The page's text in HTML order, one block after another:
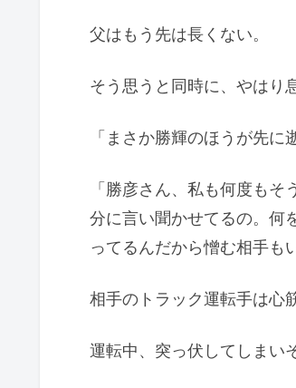
父はもう先は長くない。
そう思うと同時に、やはり
「まさか勝輝のほうが先に
「勝彦さん、私も何度も
分に言い聞かせてるの。何
ってるんだから憎む相手も
相手のトラック運転手は心
運転中、突っ伏してしまい